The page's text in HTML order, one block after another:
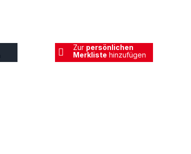
Zur persönlichen
Merkliste hinzufügen